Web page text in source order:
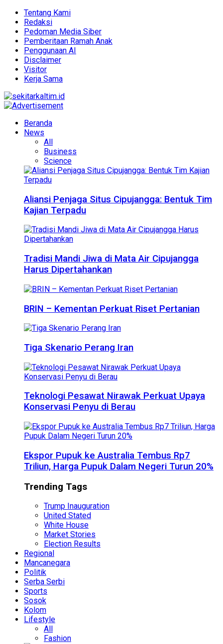
Tentang Kami
Redaksi
Pedoman Media Siber
Pemberitaan Ramah Anak
Penggunaan AI
Disclaimer
Visitor
Kerja Sama
Beranda
News
All
Business
Science
Aliansi Penjaga Situs Cipujangga: Bentuk Tim
Kajian Terpadu
Tradisi Mandi Jiwa di Mata Air Cipujangga
Harus Dipertahankan
BRIN – Kementan Perkuat Riset Pertanian
Tiga Skenario Perang Iran
Teknologi Pesawat Nirawak Perkuat Upaya
Konservasi Penyu di Berau
Ekspor Pupuk ke Australia Tembus Rp7
Triliun, Harga Pupuk Dalam Negeri Turun 20%
Trending Tags
Trump Inauguration
United Stated
White House
Market Stories
Election Results
Regional
Mancanegara
Politik
Serba Serbi
Sports
Sosok
Kolom
Lifestyle
All
Fashion